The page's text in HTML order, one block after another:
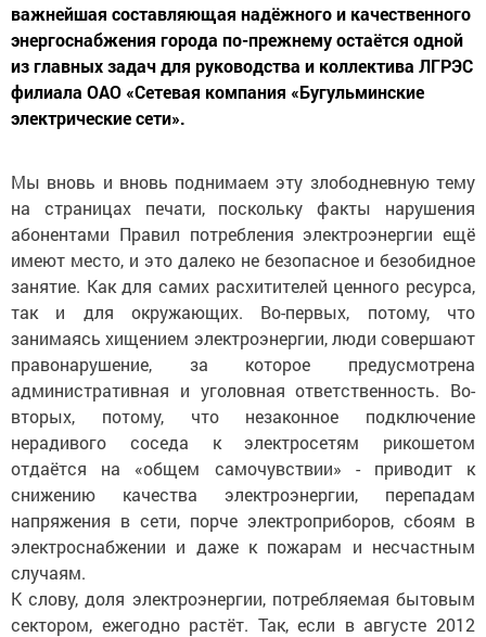
важнейшая составляющая надёжного и качественного
энергоснабжения города по-прежнему остаётся одной
из главных задач для руководства и коллектива ЛГРЭС
филиала ОАО «Сетевая компания «Бугульминские
электрические сети».
Мы вновь и вновь поднимаем эту злободневную тему
на страницах печати, поскольку факты нарушения
абонентами Правил потребления электроэнергии ещё
имеют место, и это далеко не безопасное и безобидное
занятие. Как для самих расхитителей ценного ресурса,
так и для окружающих. Во-первых, потому, что
занимаясь хищением электроэнергии, люди совершают
правонарушение, за которое предусмотрена
административная и уголовная ответственность. Во-
вторых, потому, что незаконное подключение
нерадивого соседа к электросетям рикошетом
отдаётся на «общем самочувствии» - приводит к
снижению качества электроэнергии, перепадам
напряжения в сети, порче электроприборов, сбоям в
электроснабжении и даже к пожарам и несчастным
случаям.
К слову, доля электроэнергии, потребляемая бытовым
сектором, ежегодно растёт. Так, если в августе 2012